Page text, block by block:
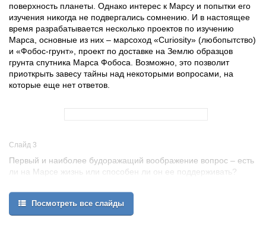
поверхность планеты. Однако интерес к Марсу и попытки его
изучения никогда не подвергались сомнению. И в настоящее
время разрабатывается несколько проектов по изучению
Марса, основные из них – марсоход «Curiosity» (любопытство)
и «Фобос-грунт», проект по доставке на Землю образцов
грунта спутника Марса Фобоса. Возможно, это позволит
приоткрыть завесу тайны над некоторыми вопросами, на
которые еще нет ответов.
Слайд 3
Первый и наиболее будоражащий воображение вопрос – есть
ли на Марсе жизнь или способен ли он ее поддерживать?
когда-то был домом для живых существ. А может, является им и
по сей день. Но определить, есть ли на планете жизнь, не так
просто. Чего стоит хотя бы один из советских инструментов,
Посмотреть все слайды